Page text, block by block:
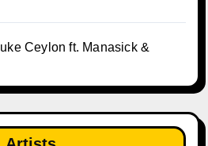
Ceylon ft. Manasick &